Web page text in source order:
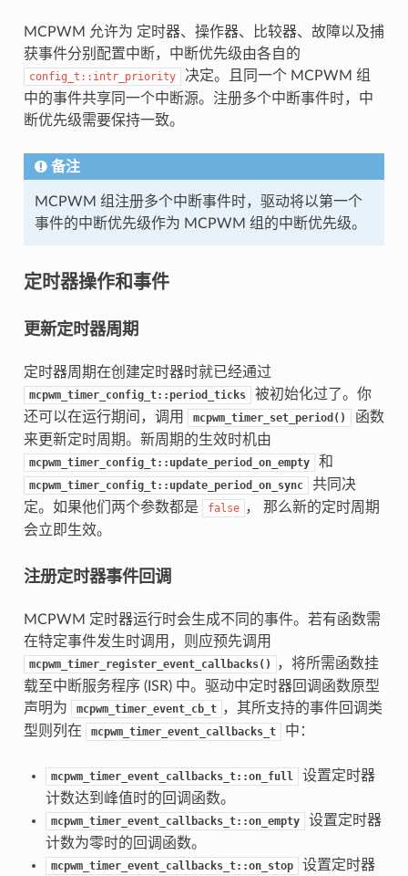
MCPWM 允许为 定时器、操作器、比较器、故障以及捕
获事件分别配置中断，中断优先级由各自的
config_t::intr_priority
决定。且同一个 MCPWM 组
中的事件共享同一个中断源。注册多个中断事件时，中
断优先级需要保持一致。
备注
MCPWM 组注册多个中断事件时，驱动将以第一个
事件的中断优先级作为 MCPWM 组的中断优先级。
定时器操作和事件
更新定时器周期
定时器周期在创建定时器时就已经通过
mcpwm_timer_config_t::period_ticks
被初始化过了。你
还可以在运行期间，调用
mcpwm_timer_set_period()
函数
来更新定时周期。新周期的生效时机由
mcpwm_timer_config_t::update_period_on_empty 和
mcpwm_timer_config_t::update_period_on_sync
共同决
定。如果他们两个参数都是
false ， 那么新的定时周期
会立即生效。
注册定时器事件回调
MCPWM 定时器运行时会生成不同的事件。若有函数需
在特定事件发生时调用，则应预先调用
mcpwm_timer_register_event_callbacks()
，将所需函数挂
载至中断服务程序 (ISR) 中。驱动中定时器回调函数原型
声明为
mcpwm_timer_event_cb_t ，其所支持的事件回调类
型则列在
mcpwm_timer_event_callbacks_t 中：
mcpwm_timer_event_callbacks_t::on_full
设置定时器
计数达到峰值时的回调函数。
mcpwm_timer_event_callbacks_t::on_empty
设置定时器
计数为零时的回调函数。
mcpwm_timer_event_callbacks_t::on_stop 设置定时器